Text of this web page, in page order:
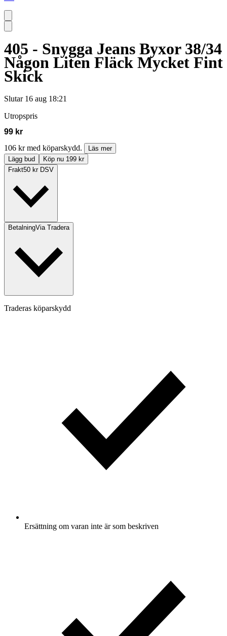
405 - Snygga Jeans Byxor 38/34
Någon Liten Fläck Mycket Fint
Skick
Slutar 16 aug 18:21
Utropspris
99 kr
106 kr med köparskydd.
Läs mer
Lägg bud
Köp nu 199 kr
Frakt50 kr DSV
BetalningVia Tradera
Traderas köparskydd
Ersättning om varan inte är som beskriven